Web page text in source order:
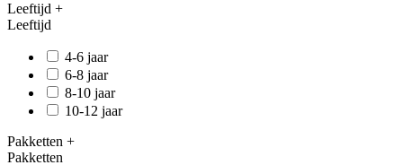
Leeftijd +
Leeftijd
4-6 jaar
6-8 jaar
8-10 jaar
10-12 jaar
Pakketten +
Pakketten